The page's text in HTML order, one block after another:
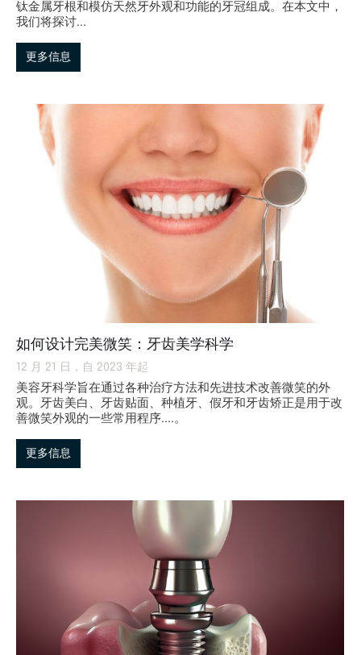
钛金属牙根和模仿天然牙外观和功能的牙冠组成。在本文中，
我们将探讨...
更多信息
如何设计完美微笑：牙齿美学科学
12 月 21 日，自 2023 年起
美容牙科学旨在通过各种治疗方法和先进技术改善微笑的外
观。牙齿美白、牙齿贴面、种植牙、假牙和牙齿矫正是用于改
善微笑外观的一些常用程序....。
更多信息